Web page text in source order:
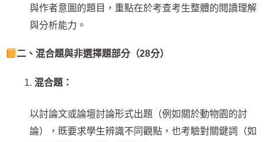
與作者意圖的題目，重點在於考查考生整體的閱讀理解
與分析能力。
二、混合題與非選擇題部分（28分）
混合題：
以討論文或論壇討論形式出題（例如關於動物園的討
論），既要求學生辨識不同觀點，也考驗對關鍵詞（如